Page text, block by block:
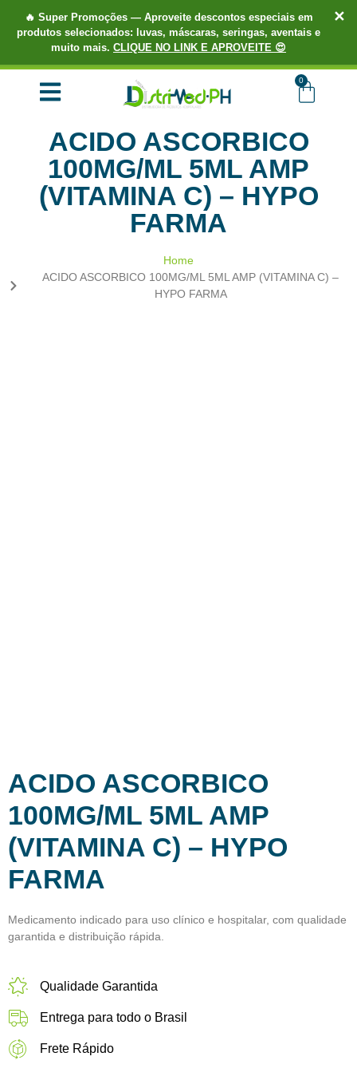
🔥 Super Promoções— Aproveite descontos especiais em
produtos selecionados: luvas, máscaras, seringas, aventais e
muito mais. CLIQUE NO LINK E APROVEITE 😍
✕
TUDO EM ATÉ 3X SEM JUROS.
0
ACIDO ASCORBICO
100MG/ML 5ML AMP
(VITAMINA C) – HYPO
FARMA
Home
ACIDO ASCORBICO 100MG/ML 5ML AMP (VITAMINA C) –
HYPO FARMA
ACIDO ASCORBICO
100MG/ML 5ML AMP
(VITAMINA C) – HYPO
FARMA
Medicamento indicado para uso clínico e hospitalar, com qualidade
garantida e distribuição rápida.
Qualidade Garantida
Entrega para todo o Brasil
Frete Rápido